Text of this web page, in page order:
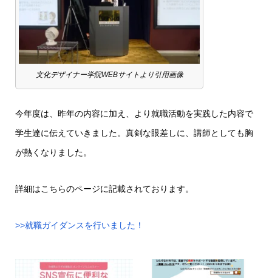
文化デザイナー学院WEBサイトより引用画像
今年度は、昨年の内容に加え、より就職活動を実践した内容で
学生達に伝えていきました。真剣な眼差しに、講師としても胸
が熱くなりました。
詳細はこちらのページに記載されております。
>>就職ガイダンスを行いました！